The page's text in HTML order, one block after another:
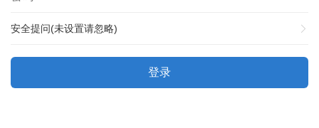
安全提问(未设置请忽略)
登录